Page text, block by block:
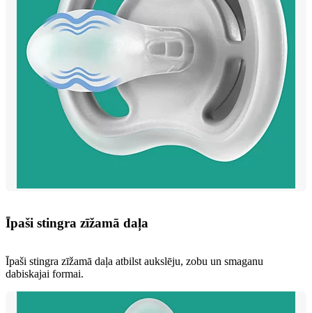
Īpaši stingra zīžamā daļa
Īpaši stingra zīžamā daļa atbilst aukslēju, zobu un smaganu
dabiskajai formai.